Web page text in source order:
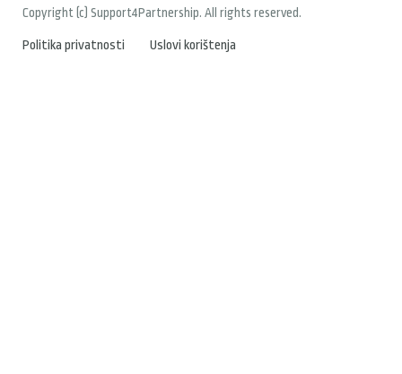
Copyright (c) Support4Partnership. All rights reserved.
Politika privatnosti Uslovi korištenja